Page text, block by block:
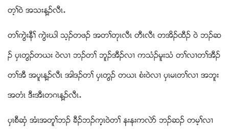
တ့ႈ၀ဲ အသးန႔ဥလီၚ’
တႈကြဲးနီႈ ကြဲးဃါ သ့ဥတဖဥ အတႈတုၚလီၚ တီၚလီၚ တအိဥထီဥ ၀ဲ ဘဥဆ
ဥ ပွၚတြဥတဎး ၀ဲလ႕ ဘဥတႈ ဘူဥအီဥလ႕ ကသံဥမူးသံ တႈလ႕တႈအီဥ
တႈအီ အပူၚန႔ဥလီၚ အါဒဥတႈ ပွၚတြဥ တဎၚ စံး၀ဲလ႕ ပွၚမၚတႈလ႕ အဘူး
အတံၚ ဒီးအီၚတဂၚန႔ဥလီၚ’
ပွၚစီဆွံ အံၚအတူႈဘဥ ခီဥဘဥက့့ၚ၀ဲတႈ နးနးကလဲဏ ဘဥဆဥ တမ့ႈလ႕